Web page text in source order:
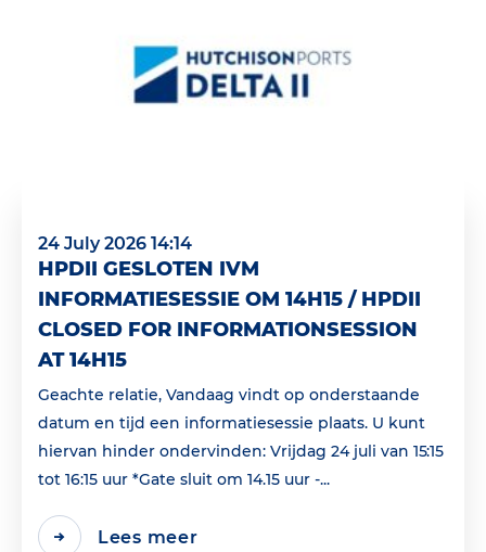
24 July 2026 14:14
HPDII GESLOTEN IVM
INFORMATIESESSIE OM 14H15 / HPDII
CLOSED FOR INFORMATIONSESSION
AT 14H15
Geachte relatie, Vandaag vindt op onderstaande
datum en tijd een informatiesessie plaats. U kunt
hiervan hinder ondervinden: Vrijdag 24 juli van 15:15
tot 16:15 uur *Gate sluit om 14.15 uur -...
Lees meer